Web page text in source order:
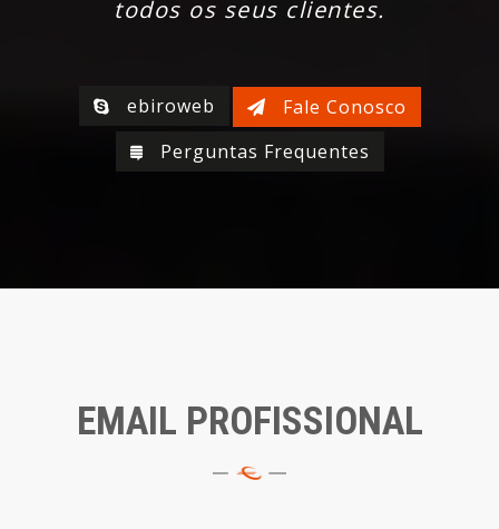
todos os seus clientes.
ebiroweb
Fale Conosco
Perguntas Frequentes
EMAIL PROFISSIONAL